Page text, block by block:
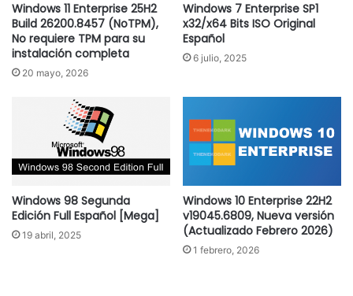
Windows 11 Enterprise 25H2
Build 26200.8457 (NoTPM),
No requiere TPM para su
instalación completa
20 mayo, 2026
Windows 7 Enterprise SP1
x32/x64 Bits ISO Original
Español
6 julio, 2025
Windows 98 Segunda
Edición Full Español [Mega]
19 abril, 2025
Windows 10 Enterprise 22H2
v19045.6809, Nueva versión
(Actualizado Febrero 2026)
1 febrero, 2026